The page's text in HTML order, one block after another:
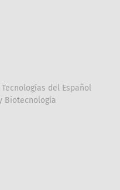
del Español
Biotecnología